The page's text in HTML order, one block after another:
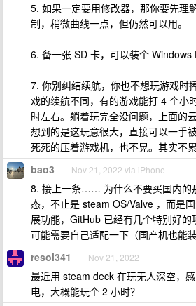
5. 如果一定要用修改器，那你要先理
制，稍微曲线一点，但仍然可以用。
6. 备一张 SD 卡，可以装个 Windows
7. 你别纠结续航，你也不想玩游戏时
戏的续航不同，有的游戏能打 4 个小
时左右。躺着玩完全没问题，上面的
想到的是这玩意很大，直接可以一手
死死的压着游戏机，也不晃。其实不累
bao3 Nov 21, 2022 via iPhone
8. 接上一条…… 为什么不要买国内的
态，不止是 steam OS/Valve ，而是
展功能，GitHub 已经有几个特别好的
可能需要自己适配一下（国产机也能
resol341 Nov 21, 2022
最近用 steam deck 在玩无人深空，
电，大概能玩个 2 小时？